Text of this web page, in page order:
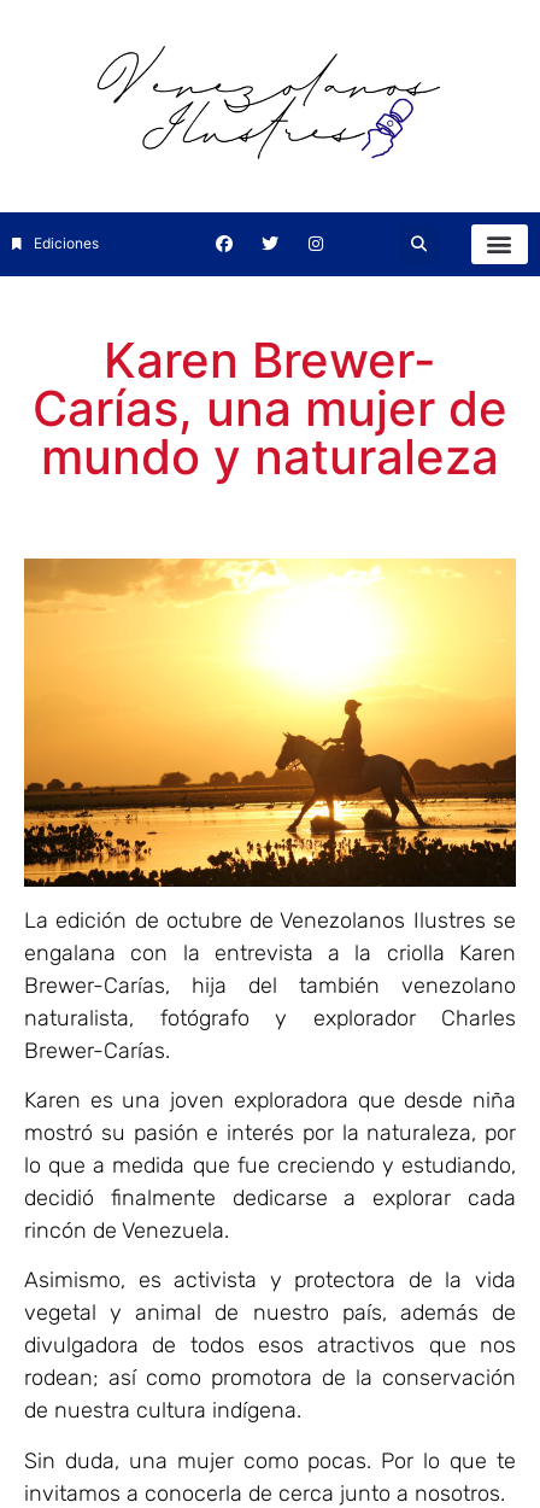
Ediciones
Karen Brewer-
Carías, una mujer de
mundo y naturaleza
La edición de octubre de Venezolanos Ilustres se
engalana con la entrevista a la criolla Karen
Brewer-Carías, hija del también venezolano
naturalista, fotógrafo y explorador Charles
Brewer-Carías.
Karen es una joven exploradora que desde niña
mostró su pasión e interés por la naturaleza, por
lo que a medida que fue creciendo y estudiando,
decidió finalmente dedicarse a explorar cada
rincón de Venezuela.
Asimismo, es activista y protectora de la vida
vegetal y animal de nuestro país, además de
divulgadora de todos esos atractivos que nos
rodean; así como promotora de la conservación
de nuestra cultura indígena.
Sin duda, una mujer como pocas. Por lo que te
invitamos a conocerla de cerca junto a nosotros.